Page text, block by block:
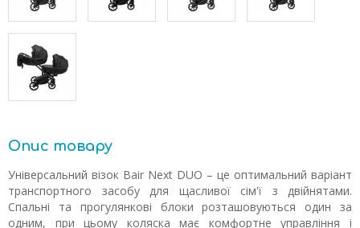
Опис товару
Універсальний візок Bair Next DUO – це оптимальний варіант
транспортного засобу для щасливої ​​сім'ї з двійнятами.
Спальні та прогулянкові блоки розташовуються один за
одним, при цьому коляска має комфортне управління і